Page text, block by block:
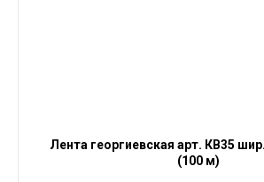
Лента георгиевская арт. КВ35
(100 м)